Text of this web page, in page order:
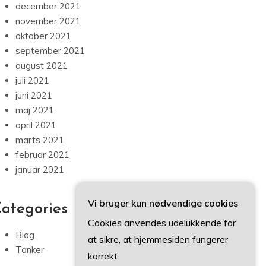
december 2021
november 2021
oktober 2021
september 2021
august 2021
juli 2021
juni 2021
maj 2021
april 2021
marts 2021
februar 2021
januar 2021
Blog
Tanker
Vi bruger kun nødvendige cookies
Cookies anvendes udelukkende for
at sikre, at hjemmesiden fungerer
korrekt.